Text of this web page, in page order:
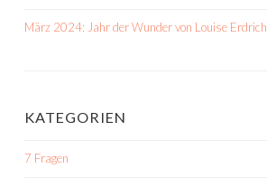
März 2024: Jahr der Wunder von Louise Erdrich
KATEGORIEN
7 Fragen